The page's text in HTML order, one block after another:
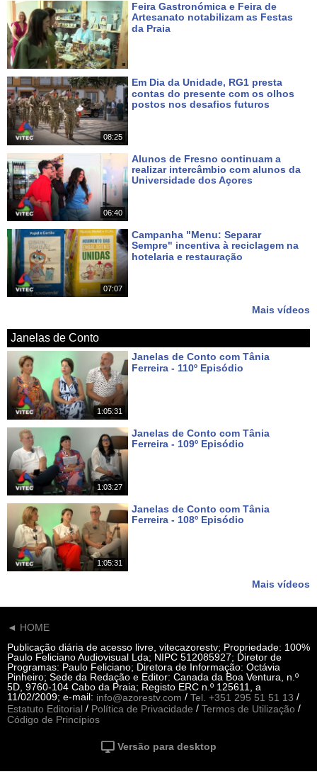
Feira Gastronómica e Feira de
Artesanato notabilizam as Festas
da Praia
08:25
Em Dia da Unidade, RG1 presta
contas do presente com os olhos
postos nos desafios futuros
06:40
Alunos de Fresno continuam a
realizar intercâmbio com alunos da
Universidade dos Açores
07:07
Campanha "Menu: Separar
Sempre" incentiva à reciclagem na
hotelaria e restauração
Mais vídeos
Janelas de Conto
1:05:31
Janelas de Conto com Tânia
Ferreira - 110º Episódio
1:03:27
Janelas de Conto com Tânia
Ferreira - 109º Episódio
1:05:31
Janelas de Conto com Tânia
Ferreira - 108º Episódio
Mais vídeos
◄ HOME
Publicação diária de acesso livre, vitecazorestv; Propriedade: 100%
Paulo Feliciano Audiovisual Lda; NIPC 512085927; Diretor de
Programas: Paulo Feliciano; Diretora de Informação: Octávia
Pinheiro; Sede da Redação e Editor: Canada da Boa Ventura, n.º
5D, 9760-104 Cabo da Praia; Registo ERC n.º 125611, a
11/02/2009; e-mail: info@azorestv.com / Tel. +351 295 51 51 13 /
Estatuto Editorial / Política de Privacidade / Termos de Utilização /
Código de Princípios
Versão para desktop